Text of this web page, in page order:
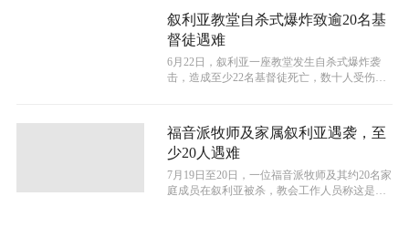
叙利亚教堂自杀式爆炸致逾20名基
督徒遇难
6月22日，叙利亚一座教堂发生自杀式爆炸袭
击，造成至少22名基督徒死亡，数十人受伤。
福音派牧师及家属叙利亚遇袭，至
少20人遇难
7月19日至20日，一位福音派牧师及其约20名家
庭成员在叙利亚被杀，教会工作人员称这是一